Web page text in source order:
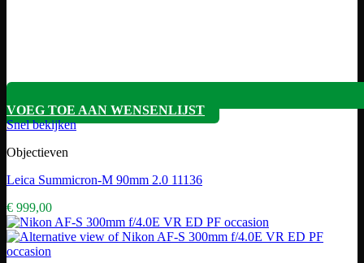
VOEG TOE AAN WENSENLIJST
Snel bekijken
Objectieven
Leica Summicron-M 90mm 2.0 11136
€ 999,00